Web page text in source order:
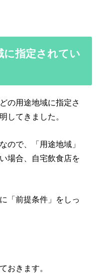
に指定されてい
の用途地域に指定さ
してきました。
なので、「用途地域」
場合、自宅飲食店を
「前提条件」をしっ
おきます。